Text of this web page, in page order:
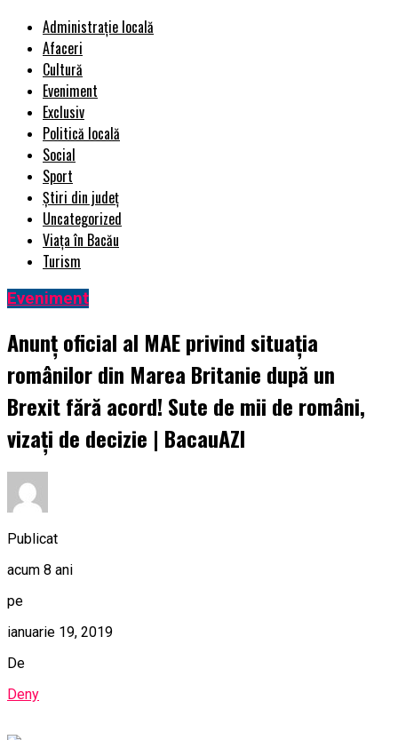
Administrație locală
Afaceri
Cultură
Eveniment
Exclusiv
Politică locală
Social
Sport
Știri din județ
Uncategorized
Viața în Bacău
Turism
Eveniment
Anunț oficial al MAE privind situația
românilor din Marea Britanie după un
Brexit fără acord! Sute de mii de români,
vizați de decizie | BacauAZI
Publicat
acum 8 ani
pe
ianuarie 19, 2019
De
Deny